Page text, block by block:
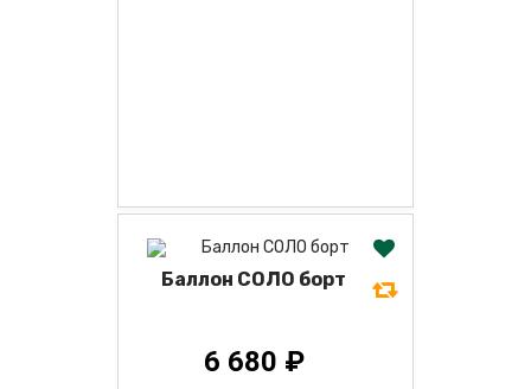
Баллон СОЛО борт
6 680 ₽